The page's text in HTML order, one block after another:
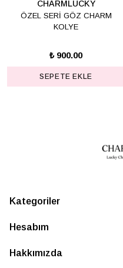
CHARMLUCKY
ÖZEL SERİ GÖZ CHARM
KOLYE
₺ 900.00
SEPETE EKLE
Kategoriler
Hesabım
Hakkımızda